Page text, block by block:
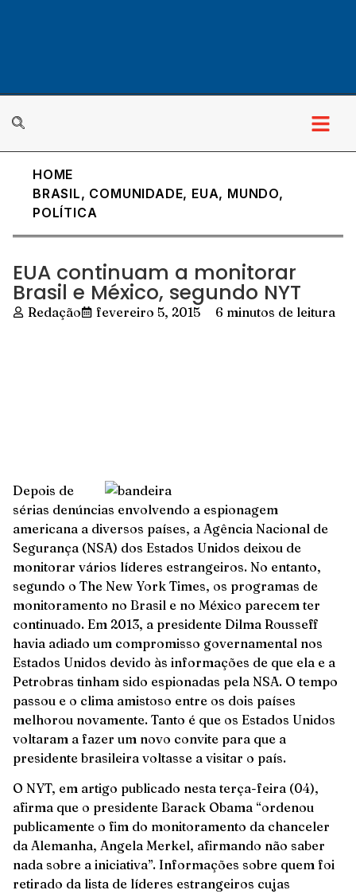
HOME
BRASIL, COMUNIDADE, EUA, MUNDO,
POLÍTICA
EUA continuam a monitorar
Brasil e México, segundo NYT
Redação fevereiro 5, 2015 6 minutos de leitura
Depois de
sérias denúncias envolvendo a espionagem
americana a diversos países, a Agência Nacional de
Segurança (NSA) dos Estados Unidos deixou de
monitorar vários líderes estrangeiros. No entanto,
segundo o The New York Times, os programas de
monitoramento no Brasil e no México parecem ter
continuado. Em 2013, a presidente Dilma Rousseff
havia adiado um compromisso governamental nos
Estados Unidos devido às informações de que ela e a
Petrobras tinham sido espionadas pela NSA. O tempo
passou e o clima amistoso entre os dois países
melhorou novamente. Tanto é que os Estados Unidos
voltaram a fazer um novo convite para que a
presidente brasileira voltasse a visitar o país.
O NYT, em artigo publicado nesta terça-feira (04),
afirma que o presidente Barack Obama “ordenou
publicamente o fim do monitoramento da chanceler
da Alemanha, Angela Merkel, afirmando não saber
nada sobre a iniciativa”. Informações sobre quem foi
retirado da lista de líderes estrangeiros cujas